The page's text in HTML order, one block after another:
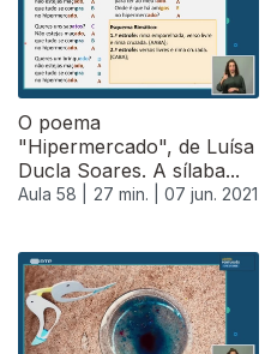
O poema
"Hipermercado", de Luísa
Ducla Soares. A sílaba...
Aula 58 | 27 min. | 07 jun. 2021